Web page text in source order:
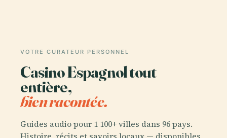
VOTRE CURATEUR PERSONNEL
Casino Espagnol tout
entière,
bien racontée.
Guides audio pour 1 100+ villes dans 96 pays.
Histoire, récits et savoirs locaux — disponibles